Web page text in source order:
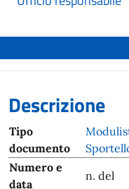
Descrizione
Tipo
documento
Numero e
data
n. del